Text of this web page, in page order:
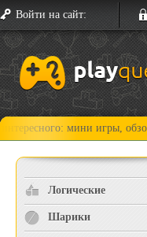
Войти на сайт:
мини игры, обзоры,
Логические
Шарики